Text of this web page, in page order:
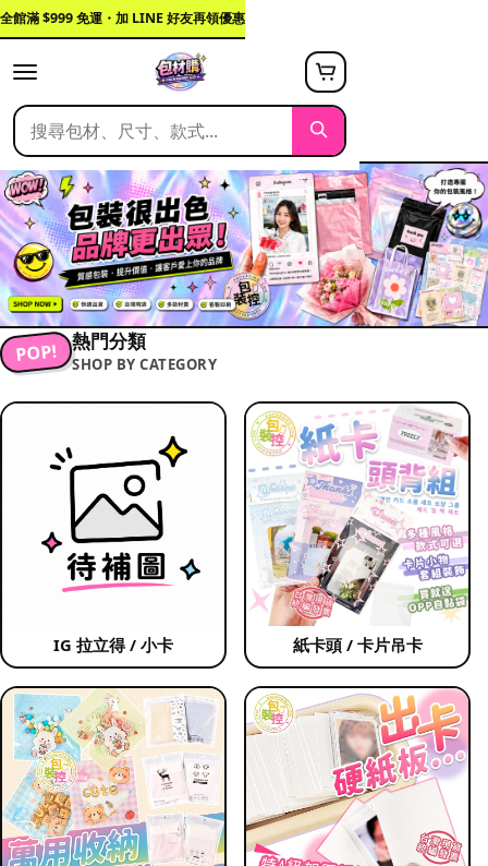
全館滿 $999 免運・加 LINE 好友再領優惠
POP! 熱門分類
SHOP BY CATEGORY
IG 拉立得 / 小卡 紙卡頭 / 卡片吊卡